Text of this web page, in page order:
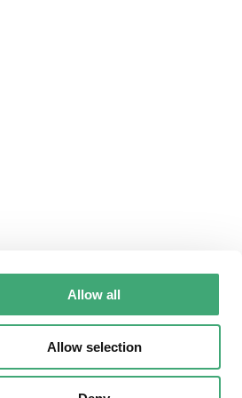
Allow all
Allow selection